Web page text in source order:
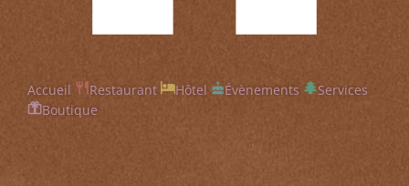
Accueil Restaurant Hôtel Évènements
Services
Boutique